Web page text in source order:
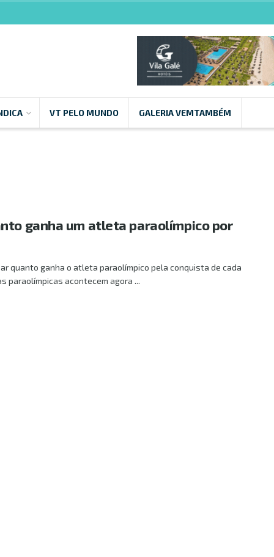
VT PELO MUNDO GALERIA VEMTAMBÉM
ganha um atleta paraolímpico por
quanto ganha o atleta paraolímpico pela conquista de cada
paraolímpicas acontecem agora ...